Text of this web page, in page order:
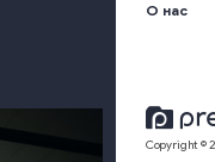
О нас
Copyright ©